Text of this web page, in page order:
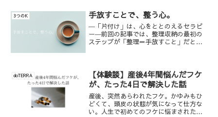
に、どれだけ本物に近づけるか──それ
が絵画に求められる大きな価値でした...
3つのK 手放すことで、整う心。
―「片付け」は、心をととのえるセラピ
ー―前回の記事では、整理収納の最初の
ステップが「整理＝手放すこと」だとい
ノは、心の映し鏡気づけば部屋...
doTERRA
【体験談】産後4年間悩んだフケ
が、たった4日で解決した話
産後、突然あらわれたフケ。かゆみもひ
どくて、頭皮の状態が気になって仕方な
い。人生で初めてのフケに悩まされたの